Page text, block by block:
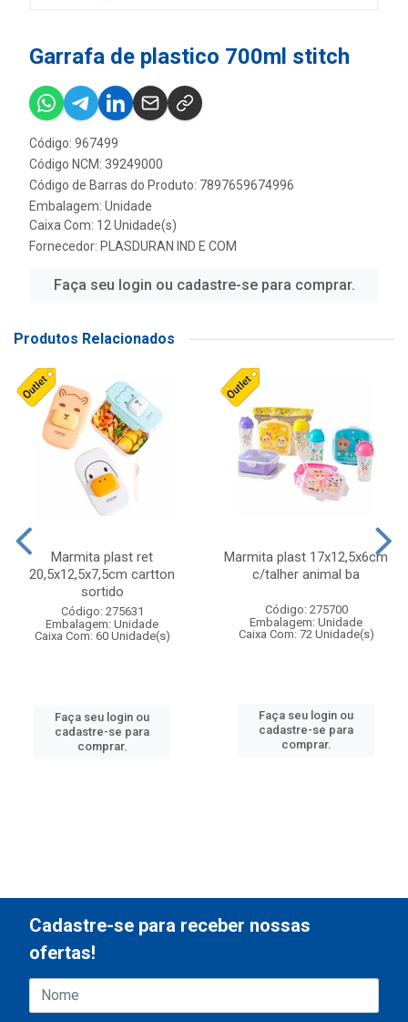
Garrafa de plastico 700ml stitch
Código: 967499
Código NCM: 39249000
Código de Barras do Produto: 7897659674996
Embalagem: Unidade
Caixa Com: 12 Unidade(s)
Fornecedor: PLASDURAN IND E COM
Faça seu login ou cadastre-se para comprar.
Produtos Relacionados
Marmita plast ret
20,5x12,5x7,5cm cartton
sortido
Código: 275631
Embalagem: Unidade
Caixa Com: 60 Unidade(s)
Faça seu login ou
cadastre-se para
comprar.
Marmita plast 17x12,5x6cm
c/talher animal ba
Código: 275700
Embalagem: Unidade
Caixa Com: 72 Unidade(s)
Faça seu login ou
cadastre-se para
comprar.
Cadastre-se para receber nossas
ofertas!